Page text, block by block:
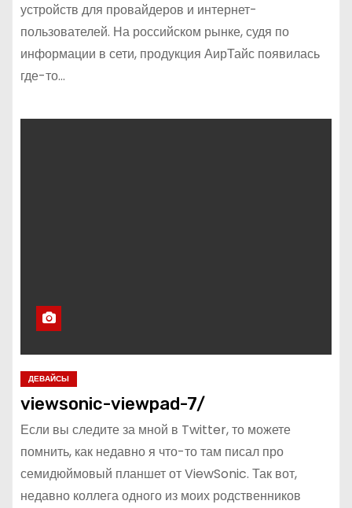
устройств для провайдеров и интернет-
пользователей. На российском рынке, судя по
информации в сети, продукция АирТайс появилась
где-то…
ДЕВАЙСЫ
viewsonic-viewpad-7/
Если вы следите за мной в Twitter, то можете
помнить, как недавно я что-то там писал про
семидюймовый планшет от ViewSonic. Так вот,
недавно коллега одного из моих родственников